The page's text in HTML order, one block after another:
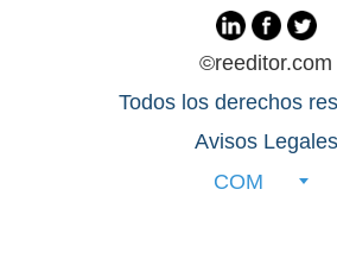
©reeditor.com
Todos los derechos
Avisos Legales